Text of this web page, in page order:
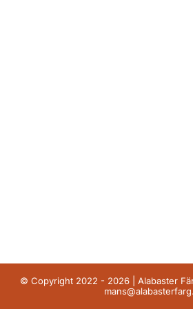
© Copyright 2022 - 2026 | Alabaster